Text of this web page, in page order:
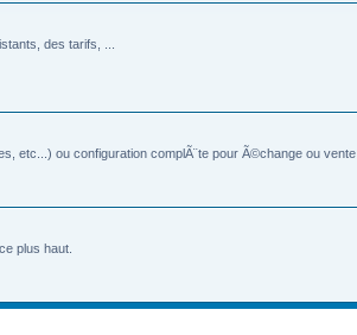
des tarifs, ...
etc...) ou configuration complÃ¨te pour Ã©change ou vente
plus haut.